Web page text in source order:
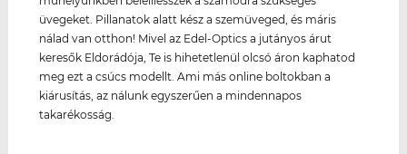
üvegeket. Pillanatok alatt kész a szemüveged, és máris
nálad van otthon! Mivel az Edel-Optics a jutányos árut
keresők Eldorádója, Te is hihetetlenül olcsó áron kaphatod
meg ezt a csúcs modellt. Ami más online boltokban a
kiárusítás, az nálunk egyszerűen a mindennapos
takarékosság.